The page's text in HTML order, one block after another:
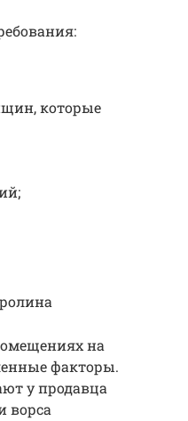
которые
на
факторы.
у продавца
ворса